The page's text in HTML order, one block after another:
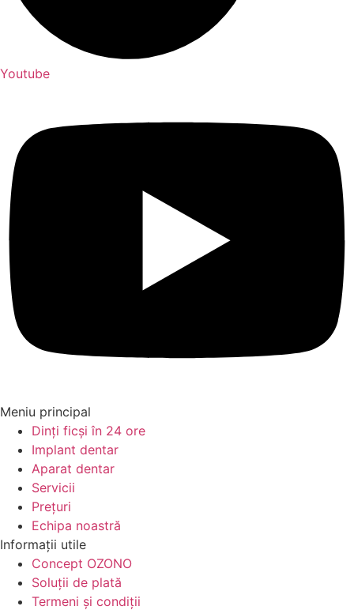
Youtube
Meniu principal
Dinți ficși în 24 ore
Implant dentar
Aparat dentar
Servicii
Prețuri
Echipa noastră
Informații utile
Concept OZONO
Soluții de plată
Termeni și condiții